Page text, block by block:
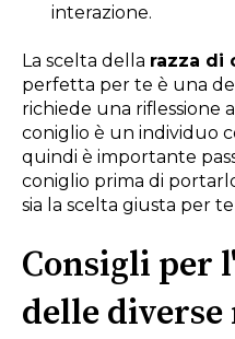
interazione.
La scelta della razza di
perfetta per te è una
richiede una riflessione
coniglio è un individuo
quindi è importante
coniglio prima di
sia la scelta giusta per
Consigli per
delle diverse